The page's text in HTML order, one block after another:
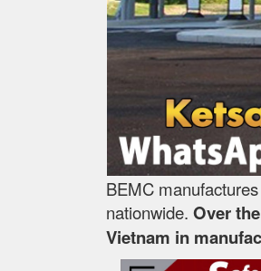
BEMC
nationwide. Over
Vietnam in